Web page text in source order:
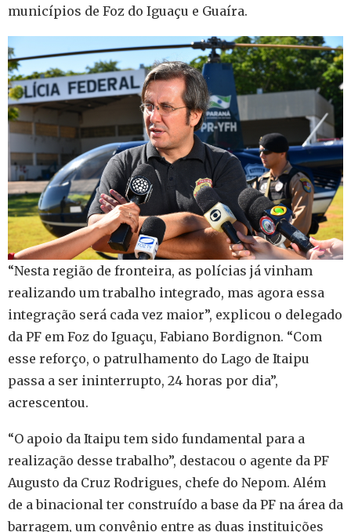
municípios de Foz do Iguaçu e Guaíra.
“Nesta região de fronteira, as polícias já vinham
realizando um trabalho integrado, mas agora essa
integração será cada vez maior”, explicou o delegado
da PF em Foz do Iguaçu, Fabiano Bordignon. “Com
esse reforço, o patrulhamento do Lago de Itaipu
passa a ser ininterrupto, 24 horas por dia”,
acrescentou.
“O apoio da Itaipu tem sido fundamental para a
realização desse trabalho”, destacou o agente da PF
Augusto da Cruz Rodrigues, chefe do Nepom. Além
de a binacional ter construído a base da PF na área da
barragem, um convênio entre as duas instituições